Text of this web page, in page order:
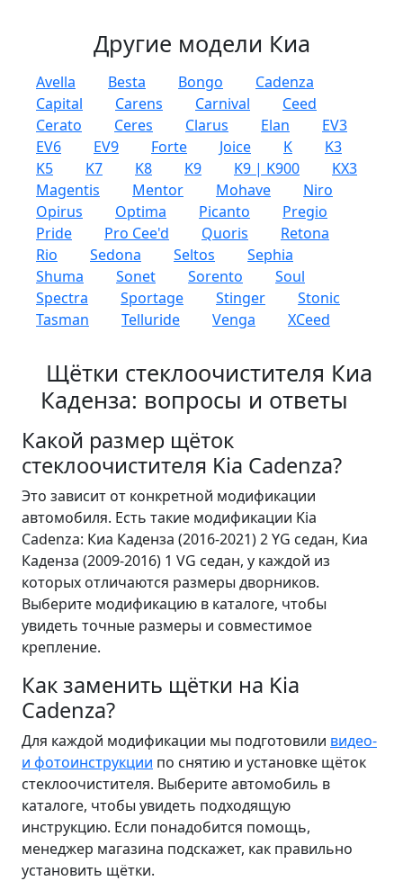
Другие модели Киа
Avella Besta Bongo
Cadenza
Capital
Carens Carnival
Ceed
Cerato
Ceres Clarus Elan
EV3
EV6
EV9 Forte Joice K
K3
K5
K7 K8 K9 K9 | K900
KX3
Magentis
Mentor Mohave
Niro
Opirus
Optima Picanto
Pregio
Pride
Pro Cee'd Quoris
Retona
Rio
Sedona Seltos
Sephia
Shuma
Sonet Sorento
Soul
Spectra
Sportage Stinger
Stonic
Tasman
Telluride Venga XCeed
Щётки стеклоочистителя Киа
Каденза: вопросы и ответы
Какой размер щёток
стеклоочистителя Kia Cadenza?
Это зависит от конкретной модификации
автомобиля. Есть такие модификации Kia
Cadenza: Киа Каденза (2016-2021) 2 YG седан, Киа
Каденза (2009-2016) 1 VG седан, у каждой из
которых отличаются размеры дворников.
Выберите модификацию в каталоге, чтобы
увидеть точные размеры и совместимое
крепление.
Как заменить щётки на Kia
Cadenza?
Для каждой модификации мы подготовили видео-
и фотоинструкции по снятию и установке щёток
стеклоочистителя. Выберите автомобиль в
каталоге, чтобы увидеть подходящую
инструкцию. Если понадобится помощь,
менеджер магазина подскажет, как правильно
установить щётки.